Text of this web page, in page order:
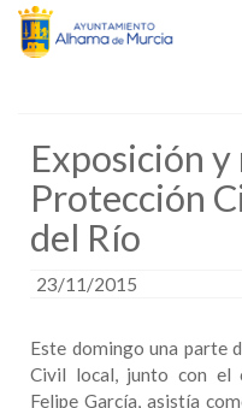
Exposición y
Protección
del Río
23/11/2015
Este domingo una parte
Civil local, junto con el
Felipe García, asistía